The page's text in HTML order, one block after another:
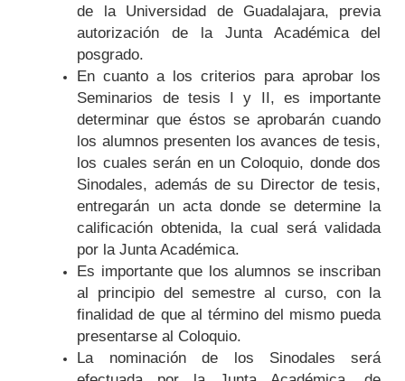
de la Universidad de Guadalajara, previa
autorización de la Junta Académica del
posgrado.
En cuanto a los criterios para aprobar los
Seminarios de tesis I y II, es importante
determinar que éstos se aprobarán cuando
los alumnos presenten los avances de tesis,
los cuales serán en un Coloquio, donde dos
Sinodales, además de su Director de tesis,
entregarán un acta donde se determine la
calificación obtenida, la cual será validada
por la Junta Académica.
Es importante que los alumnos se inscriban
al principio del semestre al curso, con la
finalidad de que al término del mismo pueda
presentarse al Coloquio.
La nominación de los Sinodales será